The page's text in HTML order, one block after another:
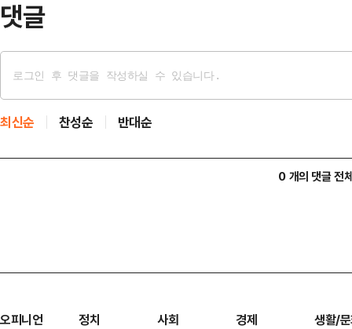
댓글
최신순 찬성순 반대순
0 개의 댓글 전
오피니언 정치 사회 경제 생활/